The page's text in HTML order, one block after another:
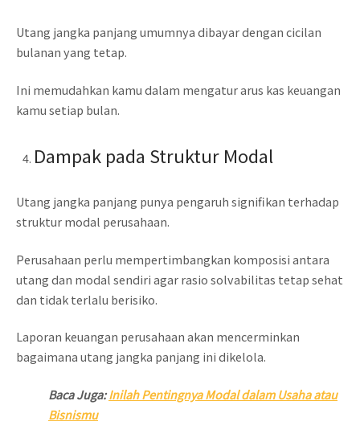
Utang jangka panjang umumnya dibayar dengan cicilan
bulanan yang tetap.
Ini memudahkan kamu dalam mengatur arus kas keuangan
kamu setiap bulan.
Dampak pada Struktur Modal
Utang jangka panjang punya pengaruh signifikan terhadap
struktur modal perusahaan.
Perusahaan perlu mempertimbangkan komposisi antara
utang dan modal sendiri agar rasio solvabilitas tetap sehat
dan tidak terlalu berisiko.
Laporan keuangan perusahaan akan mencerminkan
bagaimana utang jangka panjang ini dikelola.
Baca Juga:Inilah Pentingnya Modal dalam Usaha atau
Bisnismu